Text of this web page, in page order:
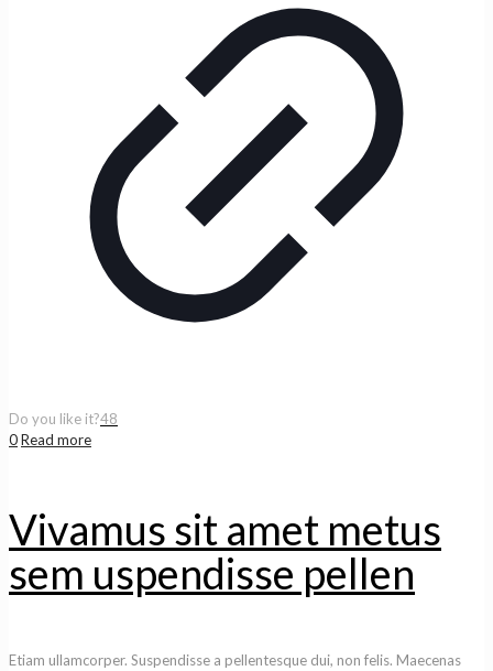
Do you like it?48
0Read more
Vivamus sit amet metus
sem uspendisse pellen
Etiam ullamcorper. Suspendisse a pellentesque dui, non felis. Maecenas